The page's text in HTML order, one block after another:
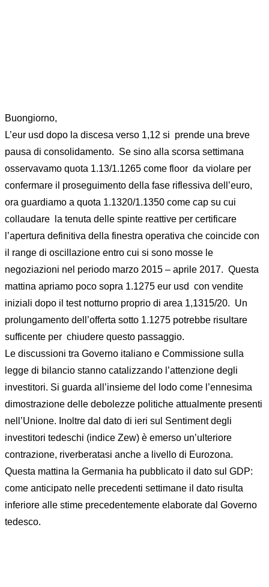
Buongiorno,
L’eur usd dopo la discesa verso 1,12 si prende una breve
pausa di consolidamento. Se sino alla scorsa settimana
osservavamo quota 1.13/1.1265 come floor da violare per
confermare il proseguimento della fase riflessiva dell’euro,
ora guardiamo a quota 1.1320/1.1350 come cap su cui
collaudare la tenuta delle spinte reattive per certificare
l’apertura definitiva della finestra operativa che coincide con
il range di oscillazione entro cui si sono mosse le
negoziazioni nel periodo marzo 2015 – aprile 2017. Questa
mattina apriamo poco sopra 1.1275 eur usd con vendite
iniziali dopo il test notturno proprio di area 1,1315/20. Un
prolungamento dell’offerta sotto 1.1275 potrebbe risultare
sufficente per chiudere questo passaggio.
Le discussioni tra Governo italiano e Commissione sulla
legge di bilancio stanno catalizzando l’attenzione degli
investitori. Si guarda all’insieme del lodo come l’ennesima
dimostrazione delle debolezze politiche attualmente presenti
nell’Unione. Inoltre dal dato di ieri sul Sentiment degli
investitori tedeschi (indice Zew) è emerso un’ulteriore
contrazione, riverberatasi anche a livello di Eurozona.
Questa mattina la Germania ha pubblicato il dato sul GDP:
come anticipato nelle precedenti settimane il dato risulta
inferiore alle stime precedentemente elaborate dal Governo
tedesco.